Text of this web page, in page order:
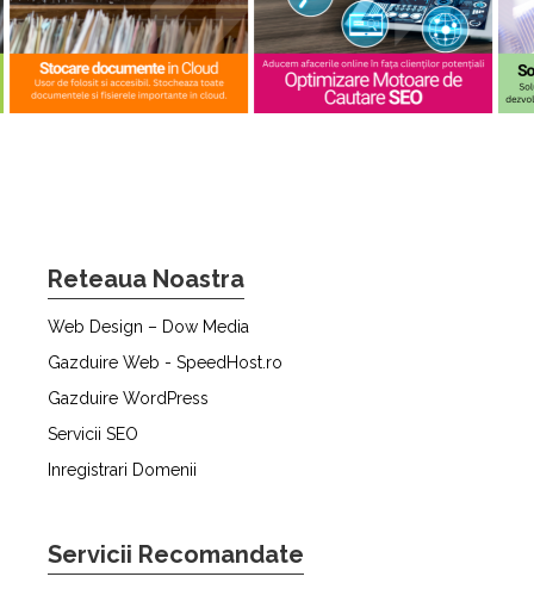
Reteaua Noastra
Web Design – Dow Media
Gazduire Web - SpeedHost.ro
Gazduire WordPress
Servicii SEO
Inregistrari Domenii
Servicii Recomandate